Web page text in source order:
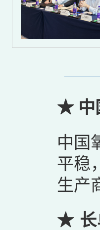
★ 中
中国
平稳
生产
★ 长